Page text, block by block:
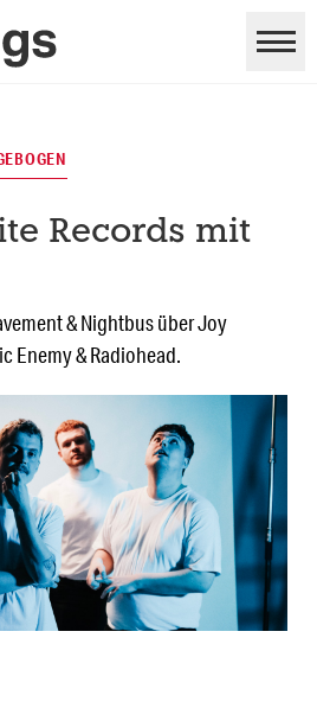
Records mit
& Nightbus über Joy
Enemy & Radiohead.